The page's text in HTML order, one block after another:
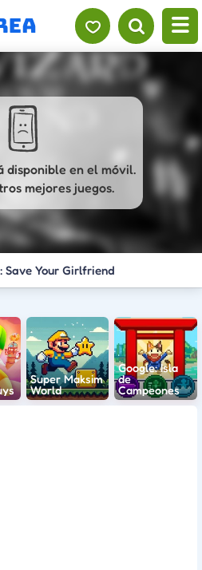
disponible en el móvil.
mejores juegos.
Save Your Girlfriend
Super Maksim
World
Google: Isla
de
Campeones